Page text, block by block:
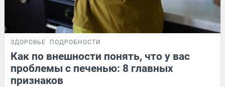
ЗДОРОВЬЕ ПОДРОБНОСТИ
Как по внешности понять, что у вас
проблемы с печенью: 8 главных
признаков